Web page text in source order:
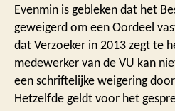
Evenmin is gebleken dat het
geweigerd om een Oordeel
dat Verzoeker in 2013 zegt te
medewerker van de VU kan
een schriftelijke weigering
Hetzelfde geldt voor het